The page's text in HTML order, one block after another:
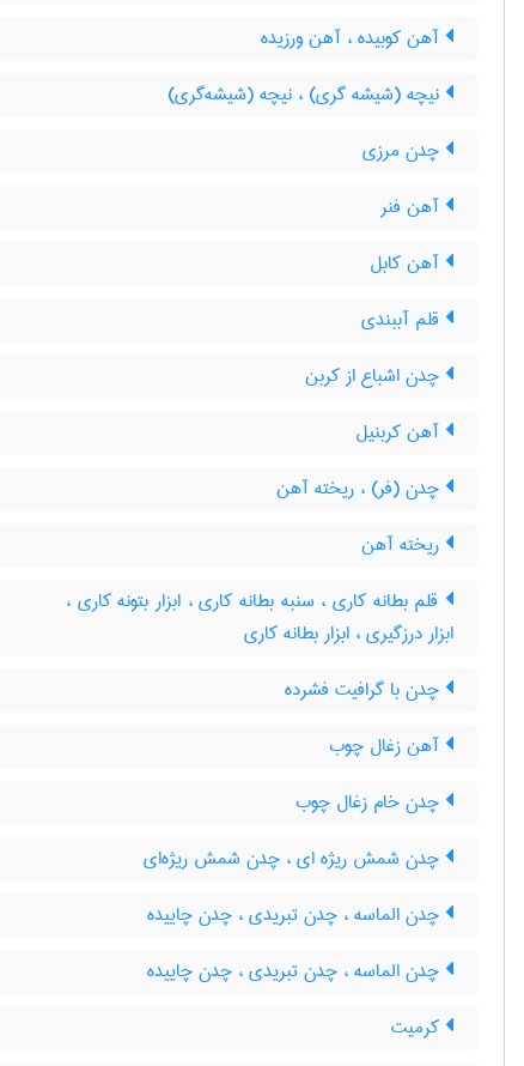
آهن کوبیده ، آهن ورزیده
نیچه (شیشه گری) ، نیچه (شیشه‌گری)
چدن مرزی
آهن فنر
آهن کابل
قلم آببندی
چدن اشباع از کربن
آهن کربنیل
چدن (فر) ، ریخته آهن
ریخته آهن
قلم بطانه کاری ، سنبه بطانه کاری ، ابزار بتونه کاری ،
ابزار درزگیری ، ابزار بطانه کاری
چدن با گرافیت فشرده
آهن زغال چوب
چدن خام زغال چوب
چدن شمش ریژه ای ، چدن شمش ریژه‌ای
چدن الماسه ، چدن تبریدی ، چدن چاییده
چدن الماسه ، چدن تبریدی ، چدن چاییده
کرمیت